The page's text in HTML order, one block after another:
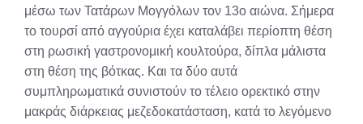
μέσω των Τατάρων Μογγόλων τον 13ο αιώνα. Σήμερα
το τουρσί από αγγούρια έχει καταλάβει περίοπτη θέση
στη ρωσική γαστρονομική κουλτούρα, δίπλα μάλιστα
στη θέση της βότκας. Και τα δύο αυτά
συμπληρωματικά συνιστούν το τέλειο ορεκτικό στην
μακράς διάρκειας μεζεδοκατάσταση, κατά το λεγόμενο